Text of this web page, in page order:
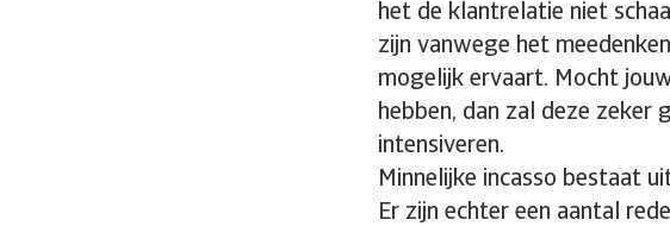
het de klantrelatie niet
zijn vanwege het
mogelijk ervaart. Mocht
hebben, dan zal deze zeker
intensiveren.
Minnelijke incasso bestaat
Er zijn echter een aantal